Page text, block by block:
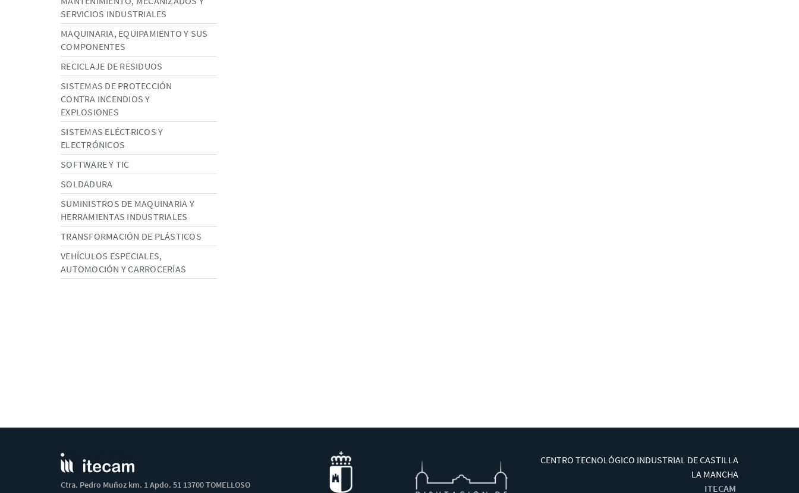
SERVICIOS INDUSTRIALES
MAQUINARIA, EQUIPAMIENTO Y SUS
COMPONENTES
RECICLAJE DE RESIDUOS
SISTEMAS DE PROTECCIÓN
CONTRA INCENDIOS Y
EXPLOSIONES
SISTEMAS ELÉCTRICOS Y
ELECTRÓNICOS
SOFTWARE Y TIC
SOLDADURA
SUMINISTROS DE MAQUINARIA Y
HERRAMIENTAS INDUSTRIALES
TRANSFORMACIÓN DE PLÁSTICOS
VEHÍCULOS ESPECIALES,
AUTOMOCIÓN Y CARROCERÍAS
Ctra. Pedro Muñoz km. 1 Apdo. 51 13700 TOMELLOSO
CENTRO TECNOLÓGICO INDUSTRIAL DE CASTILLA
LA MANCHA
ITECAM